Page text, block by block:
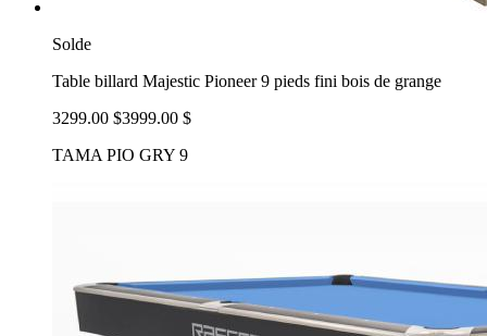
Solde
Table billard Majestic Pioneer 9 pieds fini bois de grange
3299.00 $3999.00 $
TAMA PIO GRY 9